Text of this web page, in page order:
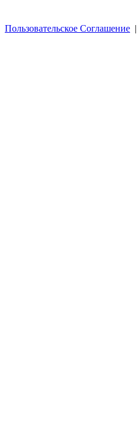
Пользовательское Соглашение |